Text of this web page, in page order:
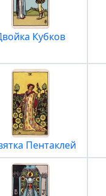
Кубков
Пентаклей